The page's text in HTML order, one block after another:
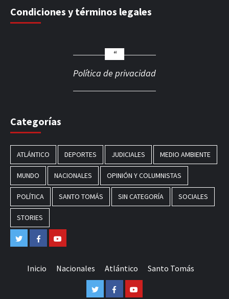
Condiciones y términos legales
Política de privacidad
Categorías
ATLÁNTICO DEPORTES JUDICIALES MEDIO AMBIENTE
MUNDO NACIONALES OPINIÓN Y COLUMNISTAS
POLÍTICA SANTO TOMÁS SIN CATEGORÍA SOCIALES
STORIES
TwitterFacebook
Inicio Nacionales Atlántico Santo Tomás
TwitterFacebookYoutube